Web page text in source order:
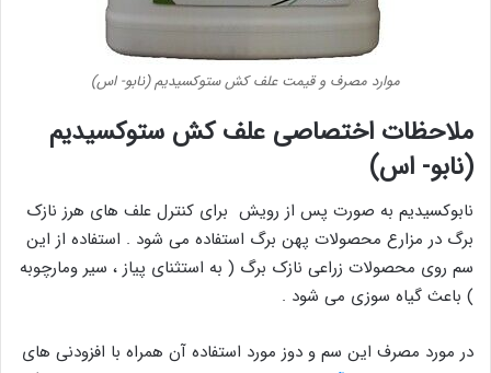
موارد مصرف و قیمت علف کش ستوکسیدیم (نابو- اس)
ملاحظات اختصاصی علف کش ستوکسیدیم
(نابو- اس)
نابوکسیدیم به صورت پس از رویش برای کنترل علف های هرز نازک
برگ در مزارع محصولات پهن برگ استفاده می شود . استفاده از این
سم روی محصولات زراعی نازک برگ ( به استثنای پیاز ، سیر ومارچوبه
) باعث گیاه سوزی می شود .
در مورد مصرف این سم و دوز مورد استفاده آن همراه با افزودنی های